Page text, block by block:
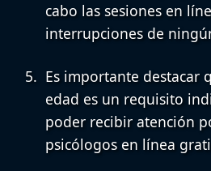
cabo las sesiones en
interrupciones de
Es importante destacar
edad es un requisito
poder recibir atención
psicólogos en línea